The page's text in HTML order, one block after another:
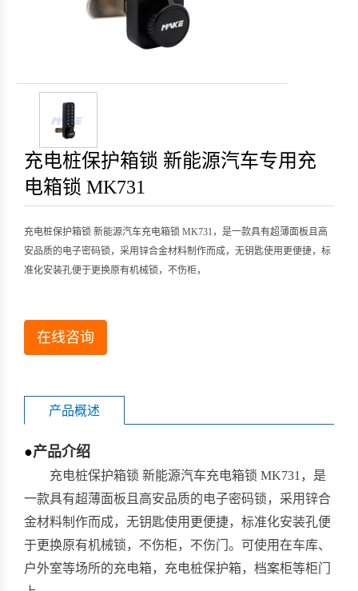
充电桩保护箱锁 新能源汽车专用充
电箱锁 MK731
充电桩保护箱锁 新能源汽车充电箱锁 MK731，是一款具有超薄面板且高
安品质的电子密码锁，采用锌合金材料制作而成，无钥匙使用更便捷，标
准化安装孔便于更换原有机械锁，不伤柜，
在线咨询
产品概述
●产品介绍
充电桩保护箱锁 新能源汽车充电箱锁 MK731，是
一款具有超薄面板且高安品质的电子密码锁，采用锌合
金材料制作而成，无钥匙使用更便捷，标准化安装孔便
于更换原有机械锁，不伤柜，不伤门。可使用在车库、
户外室等场所的充电箱，充电桩保护箱，档案柜等柜门